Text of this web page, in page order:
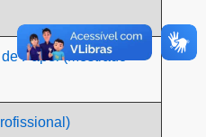
Papel (Mestrado